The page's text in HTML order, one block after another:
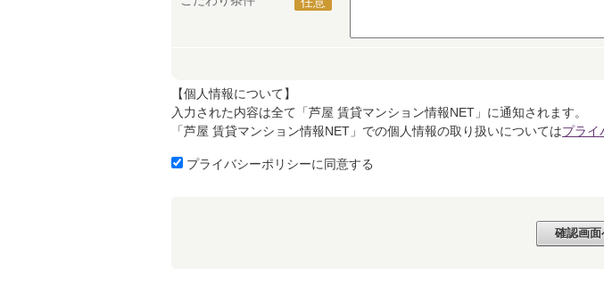
【個人情報について】
入力された内容は全て「芦屋 賃貸マンション情報NET」に通知されます。
「芦屋 賃貸マンション情報NET」での個人情報の取り扱いについてはプライ
プライバシーポリシーに同意する